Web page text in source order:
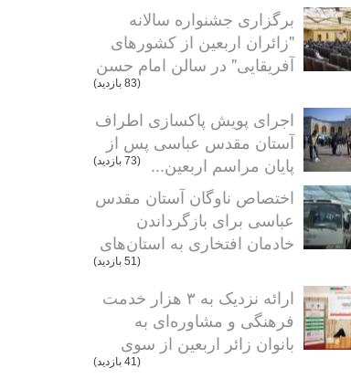
برگزاری جشنواره سالانه
"زائران اربعین از کشورهای
آفریقایی" در سالن امام حسن
(83 بازدید)
اجرای پویش پاکسازی اطراف
آستان مقدس عباسی پس از
پایان مراسم اربعین...
(73 بازدید)
اختصاص ناوگان آستان مقدس
عباسی برای بازگرداندن
خادمان افتخاری به استان‌های
(51 بازدید)
ارائه نزدیک به ۳ هزار خدمت
فرهنگی و مشاوره‌ای به
بانوان زائر اربعین از سوی
(41 بازدید)